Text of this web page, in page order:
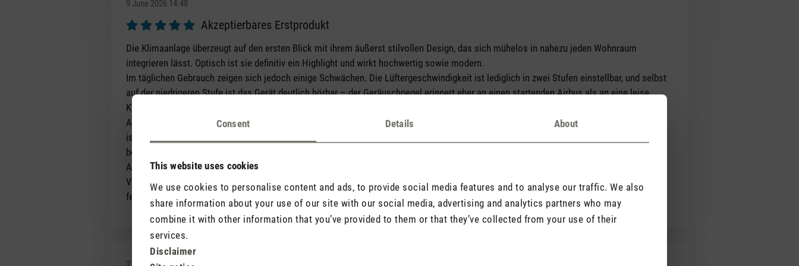
Consent Details About
This website uses cookies
We use cookies to personalise content and ads, to provide social media features and to analyse our traffic. We also
share information about your use of our site with our social media, advertising and analytics partners who may
combine it with other information that you’ve provided to them or that they’ve collected from your use of their
services.
Disclaimer
9 June 2026 14:48
Review with rating of 5 out of 5 stars
Akzeptierbares Erstprodukt
Die Klimaanlage überzeugt auf den ersten Blick mit ihrem äußerst stilvollen Design, das sich mühelos in nahezu jeden Wohnraum
integrieren lässt. Optisch ist sie definitiv ein Highlight und wirkt hochwertig sowie modern.
Im täglichen Gebrauch zeigen sich jedoch einige Schwächen. Die Lüftergeschwindigkeit ist lediglich in zwei Stufen einstellbar, und selbst
auf der niedrigeren Stufe ist das Gerät deutlich hörbar – der Geräuschpegel erinnert eher an einen startenden Airbus als an eine leise
Klimaanlage. Für ruhige Umgebungen ist das auf Dauer störend.
Auch die Automatikfunktion ist nur teilweise durchdacht: Zwar schaltet der Kompressor ab, sobald die gewünschte Temperatur erreicht
ist, der Lüfter läuft jedoch weiterhin konstant weiter. Dadurch entsteht unnötiger Lärm und Energieverbrauch. Zudem fehlt eine Funktion,
bei der sich das Gerät bei steigender Temperatur automatisch wieder einschaltet, was den Bedienkomfort zusätzlich einschränkt.
Alles in allem handelt es sich um ein akzeptables Erstprodukt mit starkem Fokus auf Design, jedoch mit deutlichem
Verbesserungspotenzial im Bereich Funktionalität. Es bleibt zu hoffen, dass zukünftige Software-Updates hier nachbessern und die
fehlenden Features nachgereicht werden.